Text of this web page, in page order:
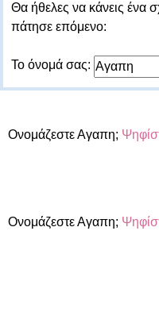
Θα ήθελες να κάνεις ένα
πάτησε επόμενο:
Το όνομά σας:
Ονομάζεστε Αγαπη;
Ονομάζεστε Αγαπη;